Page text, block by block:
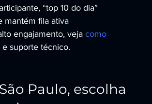
“top 10 do dia”
mantém fila ativa
engajamento, veja como
suporte técnico.
Paulo, escolha